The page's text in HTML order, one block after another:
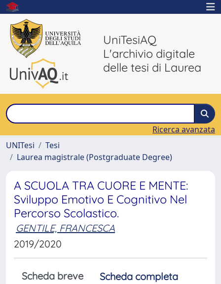
UniTesiAQ
L'archivio digitale
delle tesi di Laurea
Ricerca avanzata
UNITesi
Tesi
Laurea magistrale (Postgraduate Degree)
A SCUOLA TRA CUORE E MENTE:
Sviluppo Emotivo E Cognitivo Nel
Percorso Scolastico.
GENTILE, FRANCESCA
2019/2020
Scheda breve
Scheda completa